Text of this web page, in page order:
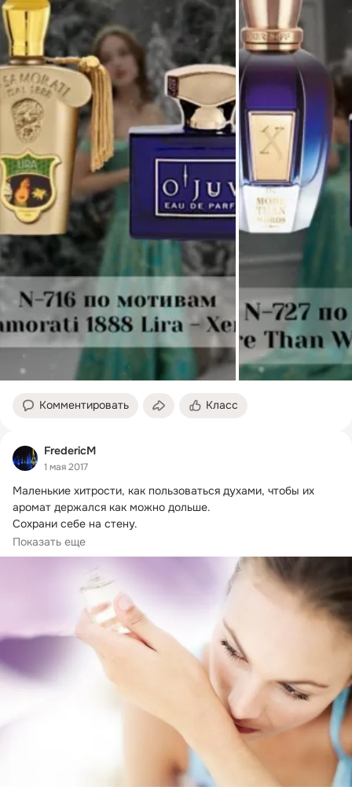
Комментировать Класс
FredericM
1 мая 2017
Маленькие хитрости, как пользоваться духами, чтобы их
аромат держался как можно дольше.
Сохрани себе на стену.
Стойкость аромата зависит...
Показать еще